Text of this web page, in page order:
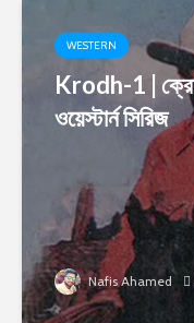
WESTERN
Krodh-1 |
ওয়েস্টার্ন সিরিজ
Nafis Ahamed